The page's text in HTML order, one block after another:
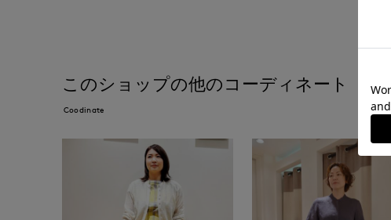
このショップの他のコーディネート
Coodinate